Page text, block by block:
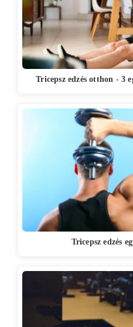
Tricepsz edzés otthon - 3
Tricepsz edzés